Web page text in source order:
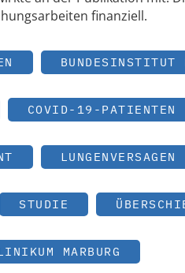
finanziell.
BUNDESINSTITUT
COVID-19-PATIENTEN
LUNGENVERSAGEN
STUDIE
MARBURG